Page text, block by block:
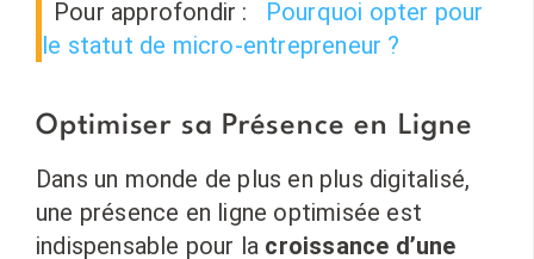
Pour approfondir :
Pourquoi opter pour
le statut de micro-entrepreneur ?
Optimiser sa Présence en Ligne
Dans un monde de plus en plus digitalisé,
une présence en ligne optimisée est
indispensable pour la croissance d’une